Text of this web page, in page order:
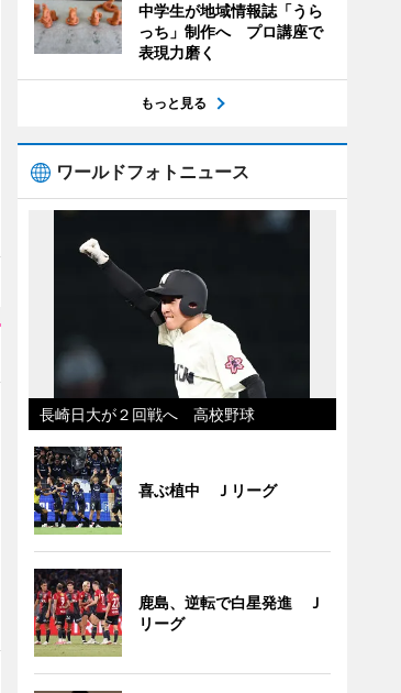
中学生が地域情報誌「うら
っち」制作へ プロ講座で
表現力磨く
もっと見る
ワールドフォトニュース
長崎日大が２回戦へ 高校野球
喜ぶ植中 Ｊリーグ
鹿島、逆転で白星発進 Ｊ
リーグ